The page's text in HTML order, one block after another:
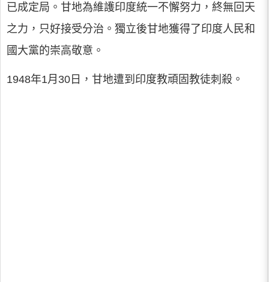
已成定局。甘地為維護印度統一不懈努力，終無回天
之力，只好接受分治。獨立後甘地獲得了印度人民和
國大黨的崇高敬意。
1948年1月30日，甘地遭到印度教頑固教徒刺殺。